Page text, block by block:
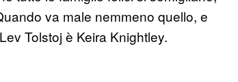
va male nemmeno quello, e
Tolstoj è Keira Knightley.